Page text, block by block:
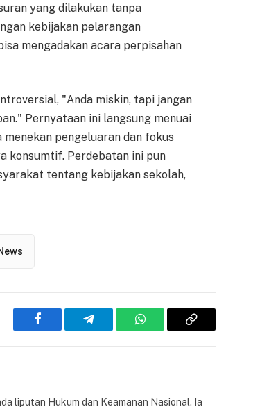
yang dilakukan tanpa
kebijakan pelarangan
mengadakan acara perpisahan
"Anda miskin, tapi jangan
Pernyataan ini langsung menuai
pengeluaran dan fokus
konsumtif. Perdebatan ini pun
tentang kebijakan sekolah,
Facebook Telegram WhatsAppCopy
liputan Hukum dan Keamanan Nasional. Ia